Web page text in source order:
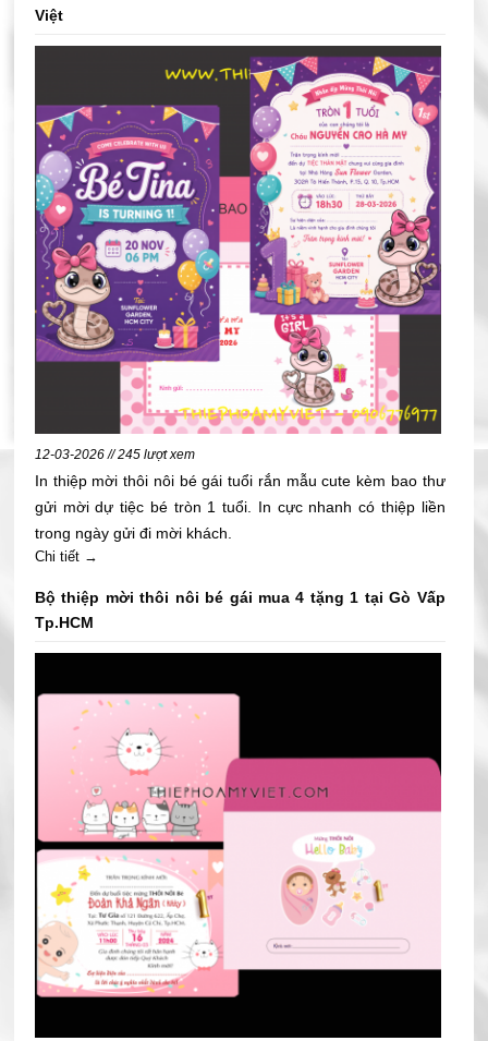
Việt
12-03-2026 // 245 lượt xem
In thiệp mời thôi nôi bé gái tuổi rắn mẫu cute kèm bao thư
gửi mời dự tiệc bé tròn 1 tuổi. In cực nhanh có thiệp liền
trong ngày gửi đi mời khách.
Chi tiết →
Bộ thiệp mời thôi nôi bé gái mua 4 tặng 1 tại Gò Vấp
Tp.HCM